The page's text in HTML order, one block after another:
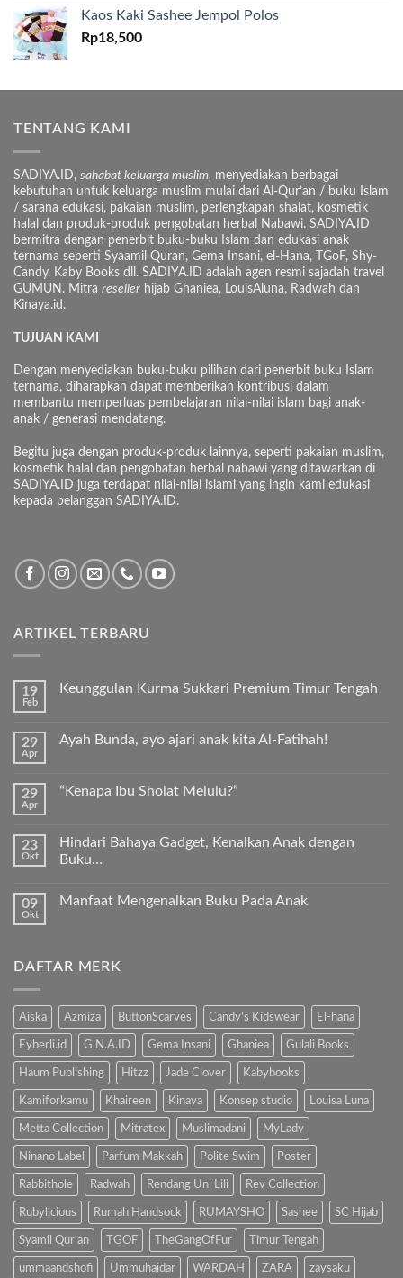
Kaos Kaki Sashee Jempol Polos
Rp18,500
TENTANG KAMI
SADIYA.ID, sahabat keluarga muslim, menyediakan berbagai
kebutuhan untuk keluarga muslim mulai dari Al-Qur’an / buku Islam
/ sarana edukasi, pakaian muslim, perlengkapan shalat, kosmetik
halal dan produk-produk pengobatan herbal Nabawi. SADIYA.ID
bermitra dengan penerbit buku-buku Islam dan edukasi anak
ternama seperti Syaamil Quran, Gema Insani, el-Hana, TGoF, Shy-
Candy, Kaby Books dll. SADIYA.ID adalah agen resmi sajadah travel
GUMUN. Mitra reseller hijab Ghaniea, LouisAluna, Radwah dan
Kinaya.id.
TUJUAN KAMI
Dengan menyediakan buku-buku pilihan dari penerbit buku Islam
ternama, diharapkan dapat memberikan kontribusi dalam
membantu memperluas pembelajaran nilai-nilai islam bagi anak-
anak / generasi mendatang.
Begitu juga dengan produk-produk lainnya, seperti pakaian muslim,
kosmetik halal dan pengobatan herbal nabawi yang ditawarkan di
SADIYA.ID juga terdapat nilai-nilai islami yang ingin kami edukasi
kepada pelanggan SADIYA.ID.
ARTIKEL TERBARU
19
Feb
Keunggulan Kurma Sukkari Premium Timur Tengah
pada
Premium
29
Apr
Ayah Bunda, ayo ajari anak kita Al-Fatihah!
pada
ajari
kita
29
Apr
“Kenapa Ibu Sholat Melulu?”
pada
“Kenapa
23
Okt
Hindari Bahaya Gadget, Kenalkan Anak dengan
Buku…
komentar
Kenalkan
Anak
09
Okt
Manfaat Mengenalkan Buku Pada Anak
Manfaat
Anak
DAFTAR MERK
Aiska Azmiza ButtonScarves Candy's Kidswear El-hana
Eyberli.id G.N.A.ID Gema Insani Ghaniea Gulali Books
Haum Publishing Hitzz Jade Clover Kabybooks
Kamiforkamu Khaireen Kinaya Konsep studio Louisa Luna
Metta Collection Mitratex Muslimadani MyLady
Ninano Label Parfum Makkah Polite Swim Poster
Rabbithole Radwah Rendang Uni Lili Rev Collection
Rubylicious Rumah Handsock RUMAYSHO Sashee SC Hijab
Syamil Qur'an TGOF TheGangOfFur Timur Tengah
ummaandshofi Ummuhaidar WARDAH ZARA zaysaku